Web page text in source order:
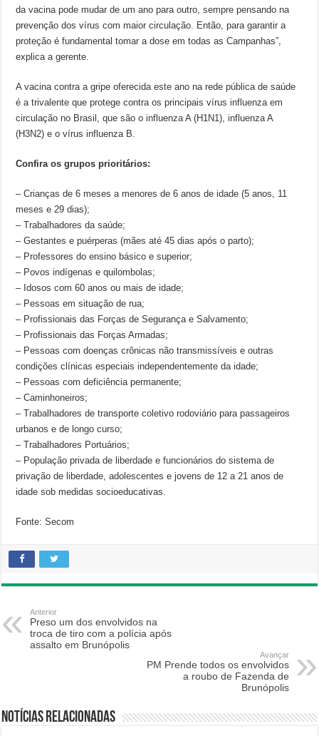
da vacina pode mudar de um ano para outro, sempre pensando na
prevenção dos vírus com maior circulação. Então, para garantir a
proteção é fundamental tomar a dose em todas as Campanhas”,
explica a gerente.
A vacina contra a gripe oferecida este ano na rede pública de saúde
é a trivalente que protege contra os principais vírus influenza em
circulação no Brasil, que são o influenza A (H1N1), influenza A
(H3N2) e o vírus influenza B.
Confira os grupos prioritários:
– Crianças de 6 meses a menores de 6 anos de idade (5 anos, 11
meses e 29 dias);
– Trabalhadores da saúde;
– Gestantes e puérperas (mães até 45 dias após o parto);
– Professores do ensino básico e superior;
– Povos indígenas e quilombolas;
– Idosos com 60 anos ou mais de idade;
– Pessoas em situação de rua;
– Profissionais das Forças de Segurança e Salvamento;
– Profissionais das Forças Armadas;
– Pessoas com doenças crônicas não transmissíveis e outras
condições clínicas especiais independentemente da idade;
– Pessoas com deficiência permanente;
– Caminhoneiros;
– Trabalhadores de transporte coletivo rodoviário para passageiros
urbanos e de longo curso;
– Trabalhadores Portuários;
– População privada de liberdade e funcionários do sistema de
privação de liberdade, adolescentes e jovens de 12 a 21 anos de
idade sob medidas socioeducativas.
Fonte: Secom
Anterior
Preso um dos envolvidos na
troca de tiro com a polícia após
assalto em Brunópolis
Avançar
PM Prende todos os envolvidos
a roubo de Fazenda de
Brunópolis
Notícias relacionadas